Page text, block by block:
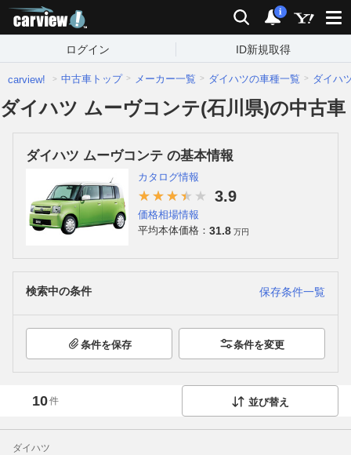
検索 通知
i
ログイン ID新規取得
carview! 中古車トップ メーカー一覧 ダイハツの車種一覧 ダイハ
ダイハツ ムーヴコンテ(石川県)の中古車
ダイハツ ムーヴコンテ の基本情報
カタログ情報
3.9
価格相場情報
平均本体価格： 31.8 万円
検索中の条件 保存条件一覧
条件を保存 条件を変更
10件 並び替え
ダイハツ